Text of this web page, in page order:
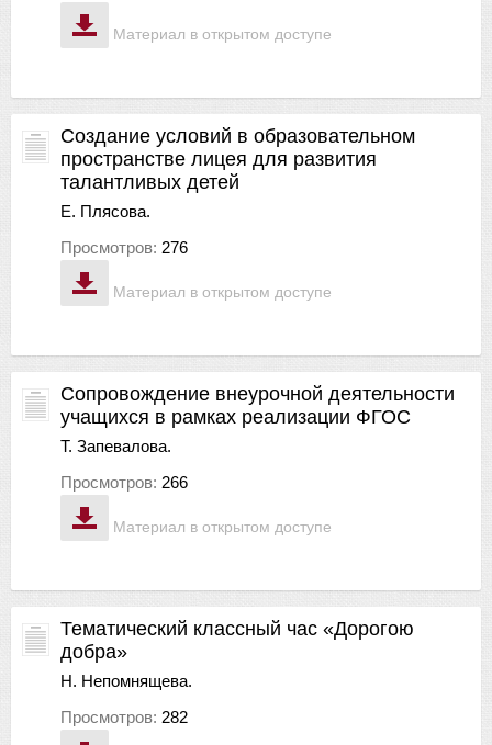
Материал в открытом доступе
Материал в открытом доступе
Создание условий в образовательном
пространстве лицея для развития
талантливых детей
Е. Плясова.
Просмотров: 276
Материал в открытом доступе
Сопровождение внеурочной деятельности
учащихся в рамках реализации ФГОС
Т. Запевалова.
Просмотров: 266
Тематический классный час «Дорогою
добра»
Н. Непомнящева.
Просмотров: 282